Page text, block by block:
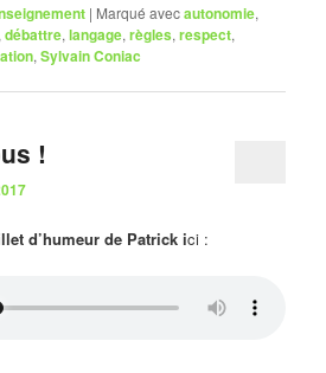
| Marqué avecautonomie,
,débattre,langage,règles,respect,
,Sylvain Coniac
!
d’humeur de Patrick ici :